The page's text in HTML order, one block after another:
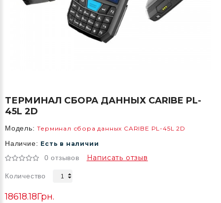
ТЕРМИНАЛ СБОРА ДАННЫХ CARIBE PL-
45L 2D
Модель: Терминал сбора данных CARIBE PL-45L 2D
Наличие: Есть в наличии
0 отзывов Написать отзыв
Количество
18618.18Грн.